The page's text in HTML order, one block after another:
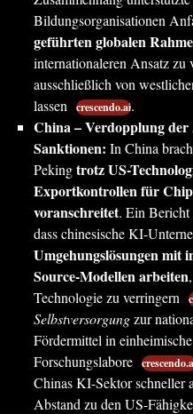
Bildungsorganisationen
geführten globalen
internationaleren Ansatz zu
ausschließlich von
lassen
crescendo.ai.
China – Verdopplung
Sanktionen: In China
Pekingtrotz US-
Exportkontrollen für
voranschreitet. Ein Bericht
dass chinesische KI-
Umgehungslösungen mit
Source-Modellen arbeiten
Technologie zu verringern
Selbstversorgungzur
Fördermittel in
Forschungslabore
Chinas KI-Sektor schneller
Abstand zu den US-